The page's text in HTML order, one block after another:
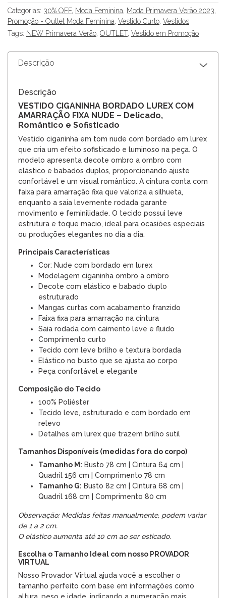
Categorias: 30% OFF, Moda Feminina, Moda Primavera Verão 2023,
Promoção - Outlet Moda Feminina, Vestido Curto, Vestidos
Tags: NEW Primavera Verão, OUTLET, Vestido em Promoção
Descrição
Descrição
VESTIDO CIGANINHA BORDADO LUREX COM
AMARRAÇÃO FIXA NUDE – Delicado,
Romântico e Sofisticado
Vestido ciganinha em tom nude com bordado em lurex
que cria um efeito sofisticado e luminoso na peça. O
modelo apresenta decote ombro a ombro com
elástico e babados duplos, proporcionando ajuste
confortável e um visual romântico. A cintura conta com
faixa para amarração fixa que valoriza a silhueta,
enquanto a saia levemente rodada garante
movimento e feminilidade. O tecido possui leve
estrutura e toque macio, ideal para ocasiões especiais
ou produções elegantes no dia a dia.
Principais Características
Cor: Nude com bordado em lurex
Modelagem ciganinha ombro a ombro
Decote com elástico e babado duplo
estruturado
Mangas curtas com acabamento franzido
Faixa fixa para amarração na cintura
Saia rodada com caimento leve e fluido
Comprimento curto
Tecido com leve brilho e textura bordada
Elástico no busto que se ajusta ao corpo
Peça confortável e elegante
Composição do Tecido
100% Poliéster
Tecido leve, estruturado e com bordado em
relevo
Detalhes em lurex que trazem brilho sutil
Tamanhos Disponíveis (medidas fora do corpo)
Tamanho M: Busto 78 cm | Cintura 64 cm |
Quadril 156 cm | Comprimento 78 cm
Tamanho G: Busto 82 cm | Cintura 68 cm |
Quadril 168 cm | Comprimento 80 cm
Observação: Medidas feitas manualmente, podem variar
de 1 a 2 cm.
O elástico aumenta até 10 cm ao ser esticado.
Escolha o Tamanho Ideal com nosso PROVADOR
VIRTUAL
Nosso Provador Virtual ajuda você a escolher o
tamanho perfeito com base em informações como